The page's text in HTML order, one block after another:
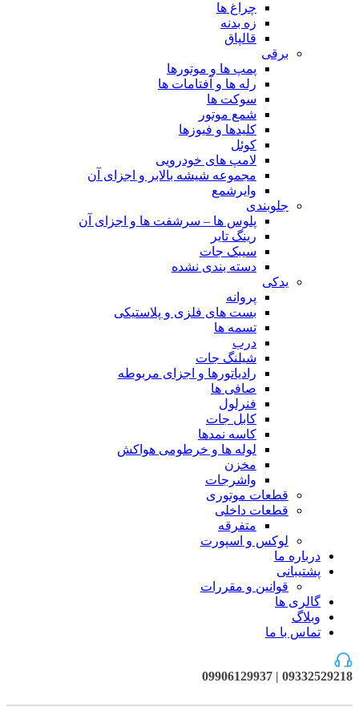
چراغ ها
زه بدنه
قالپاق
برقی
پمپ ها و موتورها
رله ها و آفتامات ها
سوکت ها
شمع موتور
کلیدها و فیوزها
کوئل
لامپ های خودرویی
مجموعه شیشه بالابر و اجزای آن
وایرشمع
جلوبندی
پلوس ها – سرشفت ها و اجزای آن
رینگ تایر
سیبک جات
دسته بندی نشده
یدکی
پروانه
بست های فلزی و پلاستیکی
تسمه ها
درب
شیلنگ جات
رادیاتورها و اجزای مربوطه
صافی ها
فنرلول
کابل جات
کاسه نمدها
لوله ها و خرطومی هواکش
مخزن
واشرجات
قطعات موتوری
قطعات داخلی
متفرقه
لوکس و اسپورت
درباره ما
پشتیبانی
قوانین و مقررات
گالری ها
وبلاگ
تماس با ما
09332529218 | 09906129937